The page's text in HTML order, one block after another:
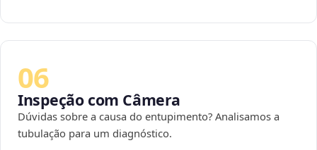
06
Inspeção com Câmera
Dúvidas sobre a causa do entupimento? Analisamos a
tubulação para um diagnóstico.